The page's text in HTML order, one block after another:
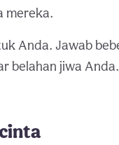
mereka.
Anda. Jawab
belahan jiwa Anda.